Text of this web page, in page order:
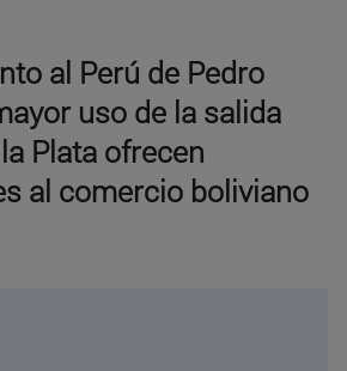
al Perú de Pedro
uso de la salida
Plata ofrecen
al comercio boliviano